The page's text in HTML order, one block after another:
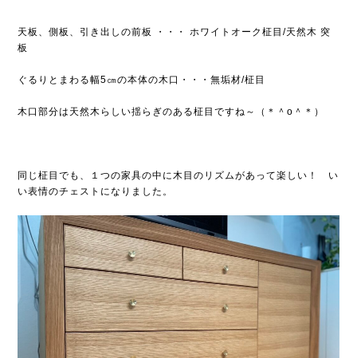
天板、側板、引き出しの前板 ・・・ ホワイトオーク柾目/天然木 突
板
ぐるりとまわる幅5㎝の本体の木口・・・無垢材/柾目
木口部分は天然木らしい揺らぎのある柾目ですね～（＊＾o＾＊）
同じ柾目でも、１つの家具の中に木目のリズムがあって楽しい！ い
い表情のチェストになりました。